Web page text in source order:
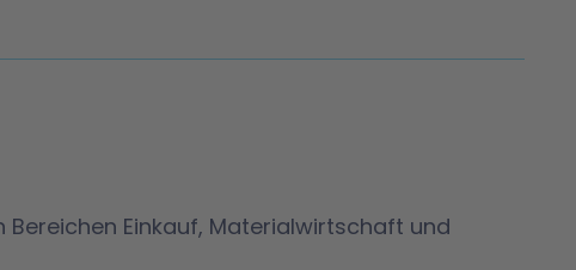
Einkauf, Materialwirtschaft und